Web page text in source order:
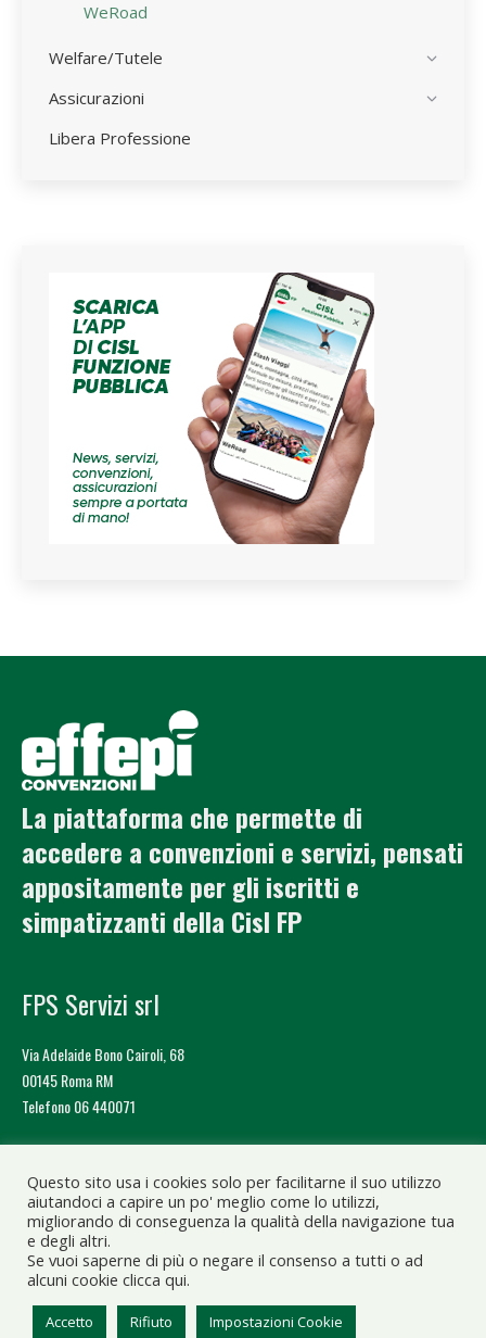
WeRoad
Welfare/Tutele
Assicurazioni
Libera Professione
La piattaforma che permette di
accedere a convenzioni e servizi, pensati
appositamente per gli iscritti e
simpatizzanti della Cisl FP
FPS Servizi srl
Via Adelaide Bono Cairoli, 68
00145 Roma RM
Telefono 06 440071
Cos’è Effepì
Contatti
Iscriviti a Cisl Fp
Questo sito usa i cookies solo per facilitarne il suo utilizzo
aiutandoci a capire un po' meglio come lo utilizzi,
migliorando di conseguenza la qualità della navigazione tua
e degli altri.
Se vuoi saperne di più o negare il consenso a tutti o ad
alcuni cookie clicca qui.
Accetto Rifiuto Impostazioni Cookie